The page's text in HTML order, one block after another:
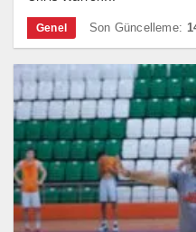
Genel Son Güncelleme: